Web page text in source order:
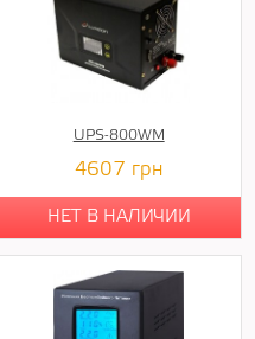
UPS-800WM
4607 грн
НЕТ В НАЛИЧИИ